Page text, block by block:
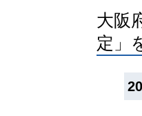
大阪
定」